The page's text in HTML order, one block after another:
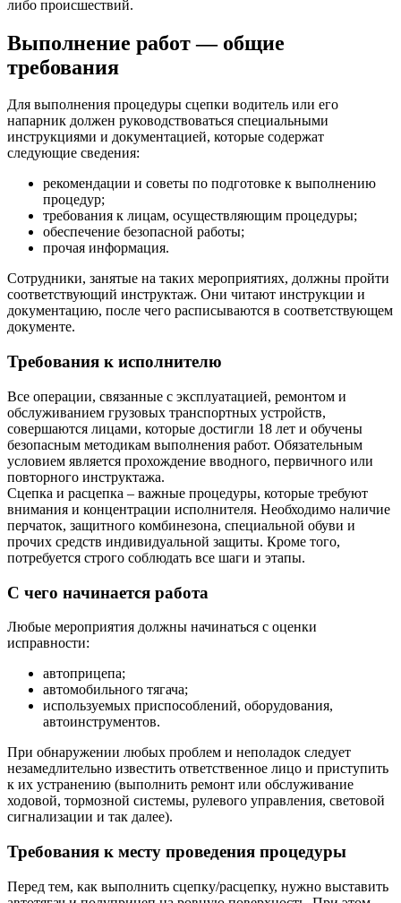
либо происшествий.
Выполнение работ — общие
требования
Для выполнения процедуры сцепки водитель или его
напарник должен руководствоваться специальными
инструкциями и документацией, которые содержат
следующие сведения:
рекомендации и советы по подготовке к выполнению
процедур;
требования к лицам, осуществляющим процедуры;
обеспечение безопасной работы;
прочая информация.
Сотрудники, занятые на таких мероприятиях, должны пройти
соответствующий инструктаж. Они читают инструкции и
документацию, после чего расписываются в соответствующем
документе.
Требования к исполнителю
Все операции, связанные с эксплуатацией, ремонтом и
обслуживанием грузовых транспортных устройств,
совершаются лицами, которые достигли 18 лет и обучены
безопасным методикам выполнения работ. Обязательным
условием является прохождение вводного, первичного или
повторного инструктажа.
Сцепка и расцепка – важные процедуры, которые требуют
внимания и концентрации исполнителя. Необходимо наличие
перчаток, защитного комбинезона, специальной обуви и
прочих средств индивидуальной защиты. Кроме того,
потребуется строго соблюдать все шаги и этапы.
С чего начинается работа
Любые мероприятия должны начинаться с оценки
исправности:
автоприцепа;
автомобильного тягача;
используемых приспособлений, оборудования,
автоинструментов.
При обнаружении любых проблем и неполадок следует
незамедлительно известить ответственное лицо и приступить
к их устранению (выполнить ремонт или обслуживание
ходовой, тормозной системы, рулевого управления, световой
сигнализации и так далее).
Требования к месту проведения процедуры
Перед тем, как выполнить сцепку/расцепку, нужно выставить